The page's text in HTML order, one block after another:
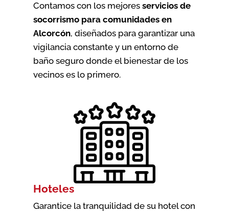
Contamos con los mejores servicios de
socorrismo para comunidades en
Alcorcón, diseñados para garantizar una
vigilancia constante y un entorno de
baño seguro donde el bienestar de los
vecinos es lo primero.
Hoteles
Garantice la tranquilidad de su hotel con